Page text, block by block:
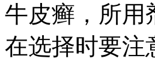
牛皮癣，所用
在选择时要注